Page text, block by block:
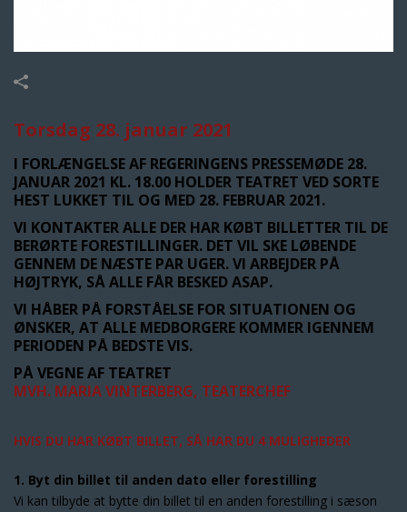
Torsdag 28. januar 2021
I FORLÆNGELSE AF REGERINGENS PRESSEMØDE 28.
JANUAR 2021 KL. 18.00 HOLDER TEATRET VED SORTE
HEST LUKKET TIL OG MED 28. FEBRUAR 2021.
VI KONTAKTER ALLE DER HAR KØBT BILLETTER TIL DE
BERØRTE FORESTILLINGER. DET VIL SKE LØBENDE
GENNEM DE NÆSTE PAR UGER. VI ARBEJDER PÅ
HØJTRYK, SÅ ALLE FÅR BESKED ASAP.
VI HÅBER PÅ FORSTÅELSE FOR SITUATIONEN OG
ØNSKER, AT ALLE MEDBORGERE KOMMER IGENNEM
PERIODEN PÅ BEDSTE VIS.
PÅ VEGNE AF TEATRET
MVH. MARIA VINTERBERG, TEATERCHEF
HVIS DU HAR KØBT BILLET, SÅ HAR DU 4 MULIGHEDER
1. Byt din billet til anden dato eller forestilling
Vi kan tilbyde at bytte din billet til en anden forestilling i sæson